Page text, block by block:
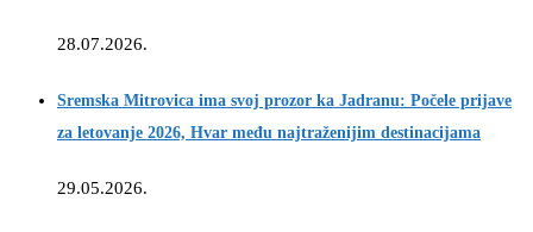
28.07.2026.
Sremska Mitrovica ima svoj prozor ka Jadranu: Počele prijave
za letovanje 2026, Hvar među najtraženijim destinacijama
29.05.2026.